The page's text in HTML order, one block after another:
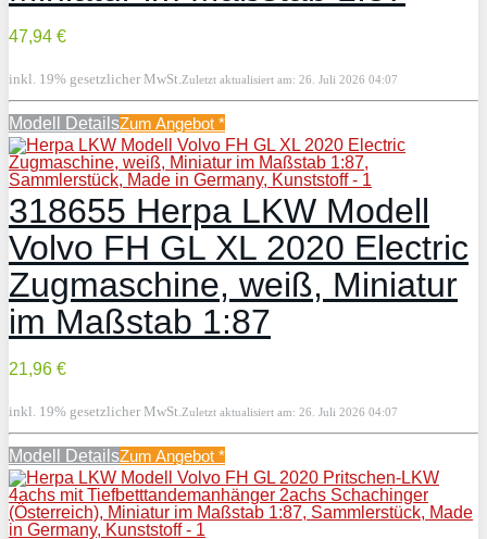
47,94 €
inkl. 19% gesetzlicher MwSt. Zuletzt aktualisiert am: 26. Juli 2026 04:07
Modell DetailsZum Angebot *
318655 Herpa LKW Modell
Volvo FH GL XL 2020 Electric
Zugmaschine, weiß, Miniatur
im Maßstab 1:87
21,96 €
inkl. 19% gesetzlicher MwSt. Zuletzt aktualisiert am: 26. Juli 2026 04:07
Modell DetailsZum Angebot *